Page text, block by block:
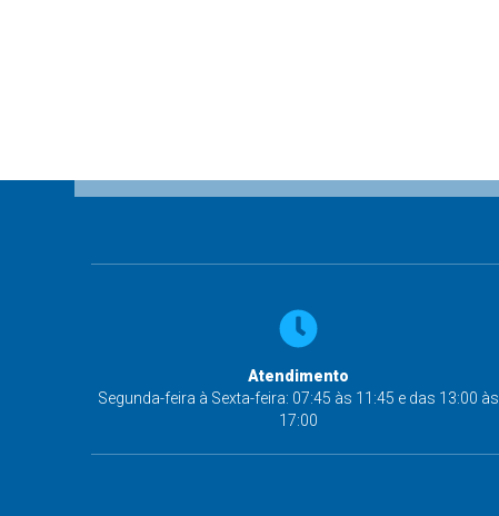
Atendimento
Segunda-feira à Sexta-feira: 07:45 às 11:45 e das 13:00 às
17:00